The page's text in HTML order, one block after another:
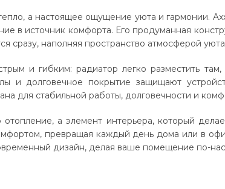
а настоящее ощущение уюта и гармонии.
в источник комфорта. Его продуманная
сразу, наполняя пространство атмосферой
и гибким: радиатор легко разместить
и долговечное покрытие защищают
для стабильной работы, долговечности и
а элемент интерьера, который
превращая каждый день дома или в
дизайн, делая ваше помещение по-